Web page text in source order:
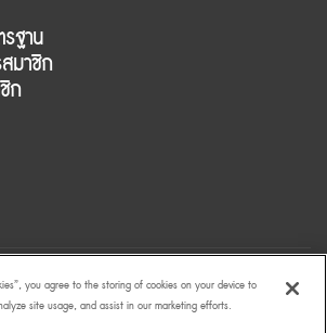
ฐาน
มาชิก
ก
you agree to the storing of cookies on your device to
site usage, and assist in our marketing efforts.